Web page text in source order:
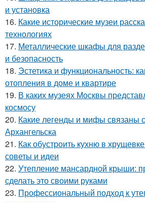
и установка
16. Какие исторические музеи
технологиях
17. Металлические шкафы для
и безопасность
18. Эстетика и функциональность:
отопления в доме и квартире
19. В каких музеях Москвы
космосу
20. Какие легенды и мифы связаны
Архангельска
21. Как обустроить кухню в
советы и идеи
22. Утепление мансардной крыши:
сделать это своими руками
23. Профессиональный подход к